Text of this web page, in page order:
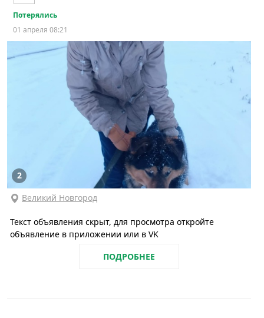
Потерялись
01 апреля 08:21
2
Великий Новгород
Текст объявления скрыт, для просмотра откройте
объявление в приложении или в VK
ПОДРОБНЕЕ